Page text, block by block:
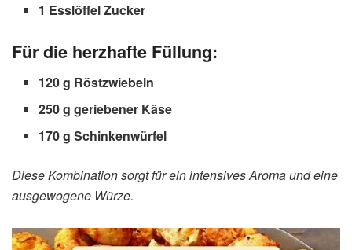
1 Esslöffel Zucker
Für die herzhafte Füllung:
120 g Röstzwiebeln
250 g geriebener Käse
170 g Schinkenwürfel
Diese Kombination sorgt für ein intensives Aroma und eine
ausgewogene Würze.